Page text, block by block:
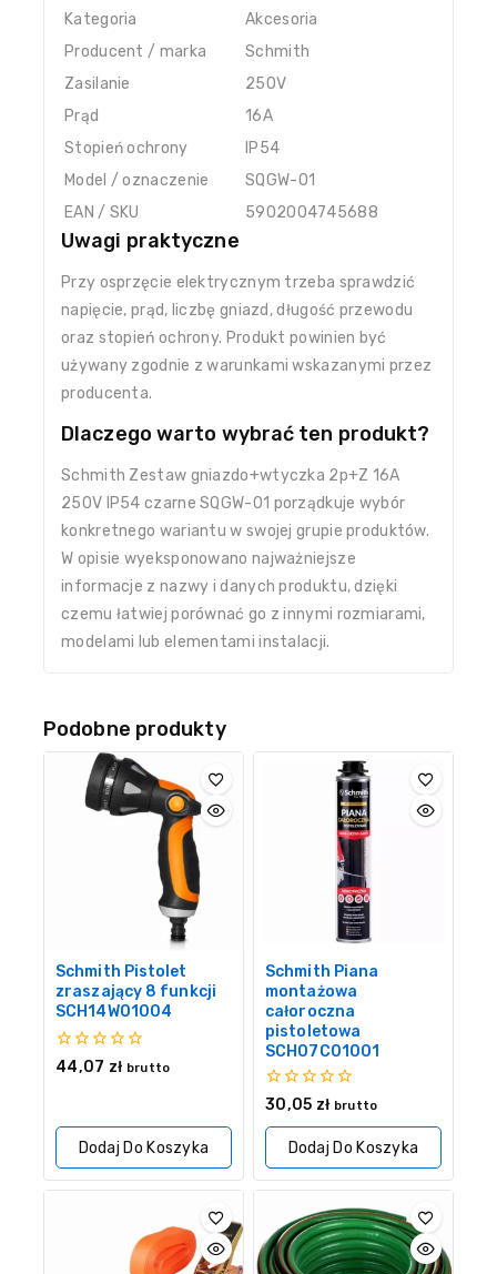
Kategoria
Akcesoria
Producent / marka
Schmith
Zasilanie
250V
Prąd
16A
Stopień ochrony
IP54
Model / oznaczenie
SQGW-01
EAN / SKU
5902004745688
Uwagi praktyczne
Przy osprzęcie elektrycznym trzeba sprawdzić
napięcie, prąd, liczbę gniazd, długość przewodu
oraz stopień ochrony. Produkt powinien być
używany zgodnie z warunkami wskazanymi przez
producenta.
Dlaczego warto wybrać ten produkt?
Schmith Zestaw gniazdo+wtyczka 2p+Z 16A
250V IP54 czarne SQGW-01 porządkuje wybór
konkretnego wariantu w swojej grupie produktów.
W opisie wyeksponowano najważniejsze
informacje z nazwy i danych produktu, dzięki
czemu łatwiej porównać go z innymi rozmiarami,
modelami lub elementami instalacji.
Podobne produkty
Schmith Pistolet
zraszający 8 funkcji
SCH14W01004
0
44,07 zł brutto
Dodaj Do Koszyka
Schmith Piana
montażowa
całoroczna
pistoletowa
SCH07C01001
0
5
30,05 zł brutto
Dodaj Do Koszyka